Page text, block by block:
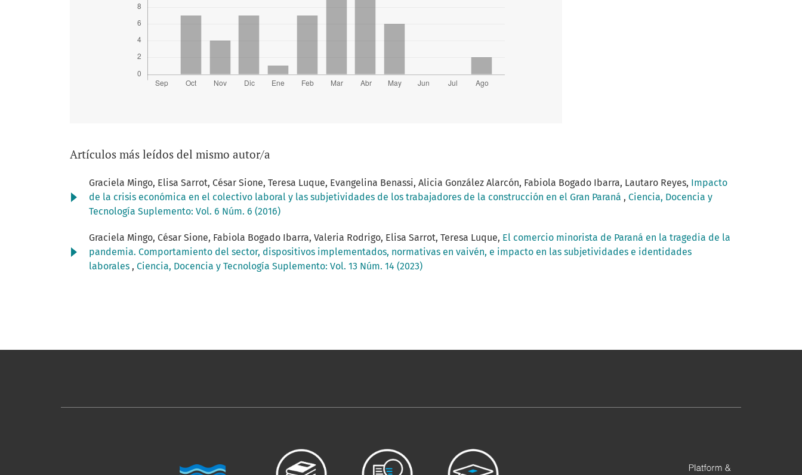
Artículos más leídos del mismo autor/a
Graciela Mingo, Elisa Sarrot, César Sione, Teresa Luque, Evangelina Benassi, Alicia González Alarcón, Fabiola Bogado Ibarra, Lautaro Reyes, Impacto
de la crisis económica en el colectivo laboral y las subjetividades de los trabajadores de la construcción en el Gran Paraná , Ciencia, Docencia y
Tecnología Suplemento: Vol. 6 Núm. 6 (2016)
Graciela Mingo, César Sione, Fabiola Bogado Ibarra, Valeria Rodrigo, Elisa Sarrot, Teresa Luque, El comercio minorista de Paraná en la tragedia de la
pandemia. Comportamiento del sector, dispositivos implementados, normativas en vaivén, e impacto en las subjetividades e identidades
laborales , Ciencia, Docencia y Tecnología Suplemento: Vol. 13 Núm. 14 (2023)